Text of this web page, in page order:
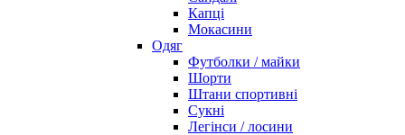
Капці
Мокасини
Одяг
Футболки / майки
Шорти
Штани спортивні
Сукні
Легінси / лосини